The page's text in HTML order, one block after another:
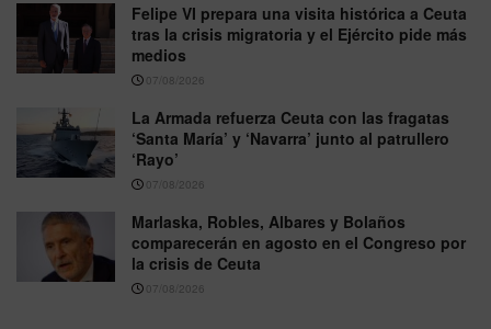
Felipe VI prepara una visita histórica a Ceuta
tras la crisis migratoria y el Ejército pide más
medios
07/08/2026
La Armada refuerza Ceuta con las fragatas
‘Santa María’ y ‘Navarra’ junto al patrullero
‘Rayo’
07/08/2026
Marlaska, Robles, Albares y Bolaños
comparecerán en agosto en el Congreso por
la crisis de Ceuta
07/08/2026